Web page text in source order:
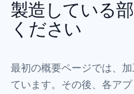
製造している
ください
最初の概要ページでは、
ています。その後、各ア